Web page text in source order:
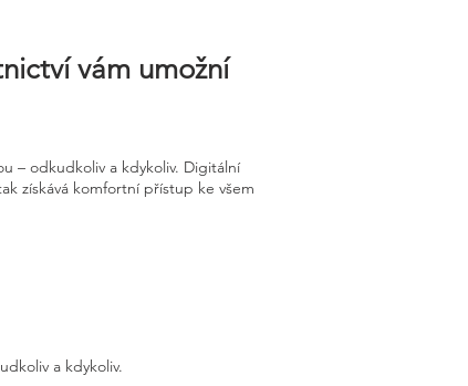
vám umožní
– odkudkoliv a kdykoliv. Digitální
získává komfortní přístup ke všem
a kdykoliv.